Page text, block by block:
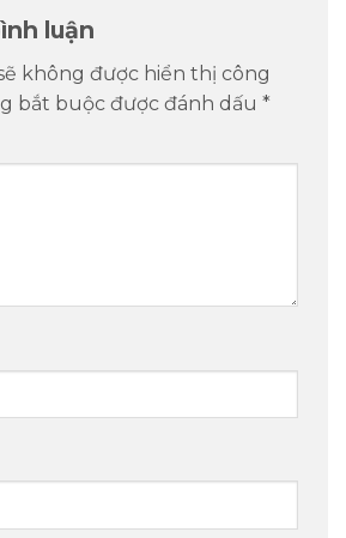
luận
không được hiển thị công
bắt buộc được đánh dấu *